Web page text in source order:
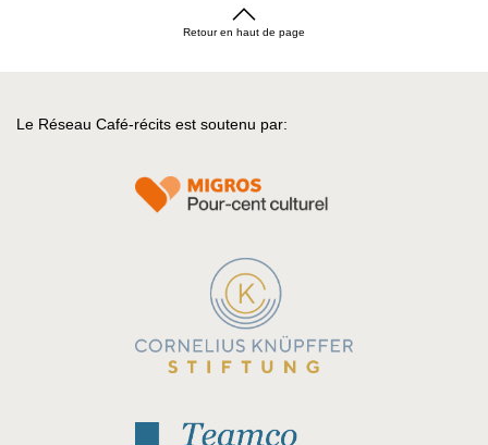
Retour en haut de page
Le Réseau Café-récits est soutenu par: